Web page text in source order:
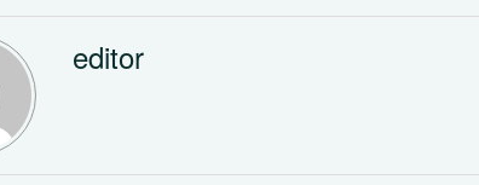
editor